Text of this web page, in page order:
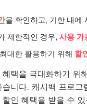
을 확인하고, 기한 내에
제한적인 경우, 사용 가
대한 활용하기 위해 할
택을 극대화하기 위
니다. 캐시백 프로
인 혜택을 받을 수